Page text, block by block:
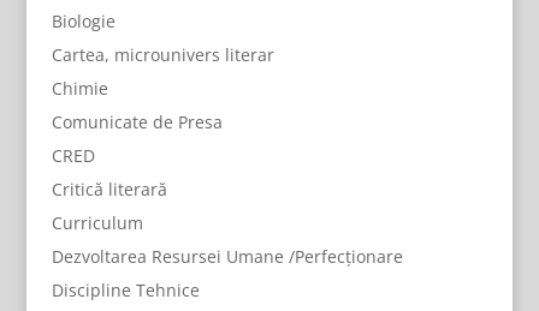
Biologie
Cartea, microunivers literar
Chimie
Comunicate de Presa
CRED
Critică literară
Curriculum
Dezvoltarea Resursei Umane /Perfecționare
Discipline Tehnice